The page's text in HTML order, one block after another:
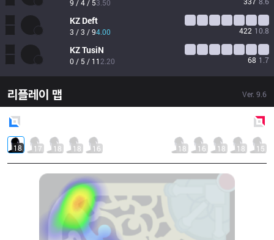
9 / 4 / 53.50
KZ Deft
3 / 3 / 94.00 422 10.8
KZTusiN
0 / 5 / 11 2.20 68 1.7
리플레이 맵 Ver. 9.6
18 17 18 18 16 18 16 18 18 15